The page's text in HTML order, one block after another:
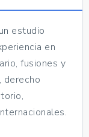
estudio
en
fusiones y
derecho